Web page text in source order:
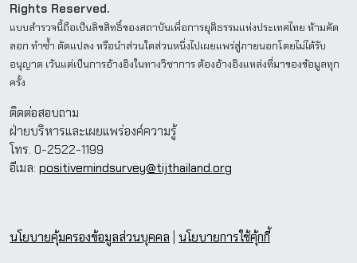
Rights Reserved.
แบบสำรวจนี้ถือเป็นลิขสิทธิ์ของสถาบันเพื่อการยุติธรรมแห่งประเทศไทย ห้ามคัด
ลอก ทำซ้ำ ดัดแปลง หรือนำส่วนใดส่วนหนึ่งไปเผยแพร่สู่ภายนอกโดยไม่ได้รับ
อนุญาต เว้นแต่เป็นการอ้างอิงในทางวิชาการ ต้องอ้างอิงแหล่งที่มาของข้อมูลทุก
ครั้ง
ติดต่อสอบถาม
ฝ่ายบริหารและเผยแพร่องค์ความรู้
โทร. 0-2522-1199
อีเมล: positivemindsurvey@tijthailand.org
นโยบายคุ้มครองข้อมูลส่วนบุคคล นโยบายการใช้คุ้กกี้